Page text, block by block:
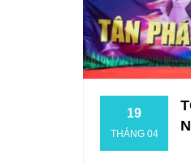
19
THÁNG 04